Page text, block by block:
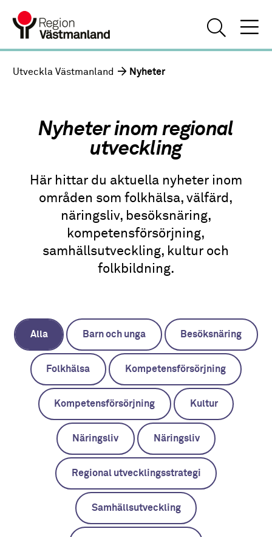
Utveckla Västmanland Nyheter
Nyheter inom regional
utveckling
Här hittar du aktuella nyheter inom
områden som folkhälsa, välfärd,
näringsliv, besöksnäring,
kompetensförsörjning,
samhällsutveckling, kultur och
folkbildning.
Alla Barn och unga Besöksnäring
Folkhälsa Kompetensförsörjning
Kompetensförsörjning Kultur
Näringsliv Näringsliv
Regional utvecklingsstrategi
Samhällsutveckling